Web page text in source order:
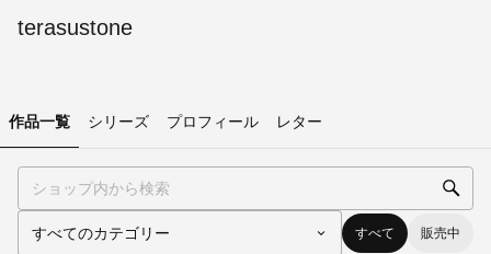
terasustone
作品一覧 シリーズ プロフィール レター
すべて 販売中